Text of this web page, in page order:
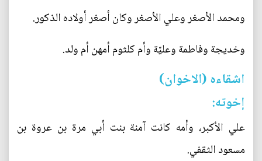
ومحمد الأصغر وعلي الأصغر وكان أصغر أولاده الذكور.
وخديجة وفاطمة وعليّة وأم كلثوم أمهن أم ولد.
اشقاءه (الاخوان)
إخوته:
علي الأكبر، وأمه كانت آمنة بنت أبي مرة بن عروة بن
مسعود الثقفي.